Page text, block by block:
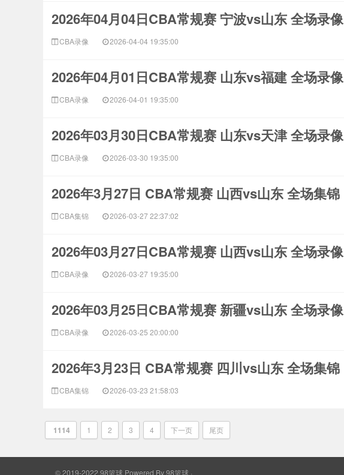
2026年04月04日CBA常规赛 宁波vs山东 全场录像
CBA录像 2026-04-04 19:35:00
2026年04月01日CBA常规赛 山东vs福建 全场录像
CBA录像 2026-04-01 19:35:00
2026年03月30日CBA常规赛 山东vs天津 全场录像
CBA录像 2026-03-30 19:35:00
2026年3月27日 CBA常规赛 山西vs山东 全场集锦
CBA集锦 2026-03-27 22:37:02
2026年03月27日CBA常规赛 山西vs山东 全场录像
CBA录像 2026-03-27 19:35:00
2026年03月25日CBA常规赛 新疆vs山东 全场录像
CBA录像 2026-03-25 20:00:00
2026年3月23日 CBA常规赛 四川vs山东 全场集锦
CBA集锦 2026-03-23 21:58:03
1114 1 2 3 4 下一页 尾页
© 2019-2022 98篮球 Powered By98篮球 ·